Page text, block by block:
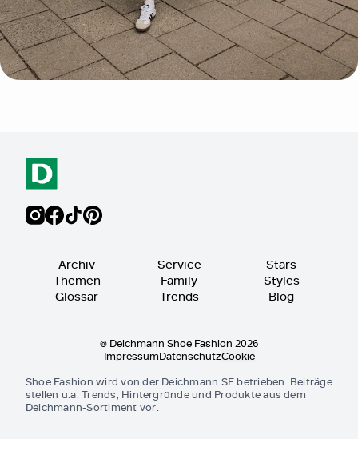
Archiv
Themen
Glossar
Service
Family
Trends
Stars
Styles
Blog
© Deichmann Shoe Fashion 2026
ImpressumDatenschutzCookie
Shoe Fashion wird von der Deichmann SE betrieben. Beiträge
stellen u.a. Trends, Hintergründe und Produkte aus dem
Deichmann-Sortiment vor.